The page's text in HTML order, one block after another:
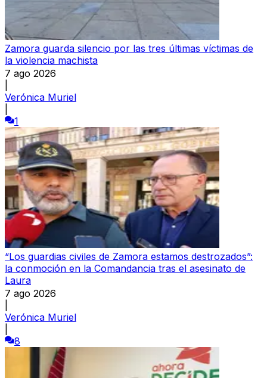
Zamora guarda silencio por las tres últimas víctimas de
la violencia machista
7 ago 2026
Verónica Muriel
1
“Los guardias civiles de Zamora estamos destrozados”:
la conmoción en la Comandancia tras el asesinato de
Laura
7 ago 2026
Verónica Muriel
8